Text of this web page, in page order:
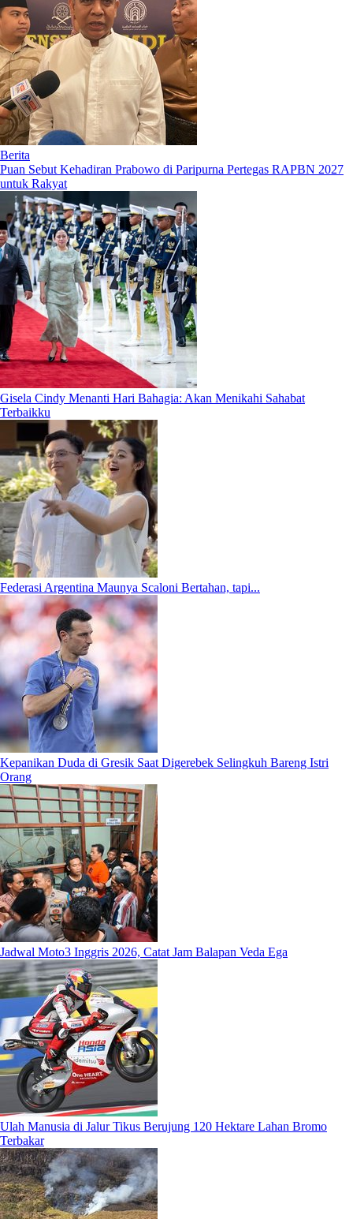
Berita
Puan Sebut Kehadiran Prabowo di Paripurna Pertegas RAPBN 2027
untuk Rakyat
Gisela Cindy Menanti Hari Bahagia: Akan Menikahi Sahabat
Terbaikku
Federasi Argentina Maunya Scaloni Bertahan, tapi...
Kepanikan Duda di Gresik Saat Digerebek Selingkuh Bareng Istri
Orang
Jadwal Moto3 Inggris 2026, Catat Jam Balapan Veda Ega
Ulah Manusia di Jalur Tikus Berujung 120 Hektare Lahan Bromo
Terbakar